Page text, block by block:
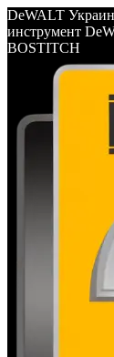
DeWALT
инструмент
BOSTITCH